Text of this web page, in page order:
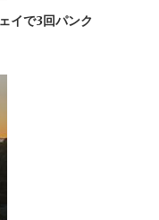
イで3回パンク